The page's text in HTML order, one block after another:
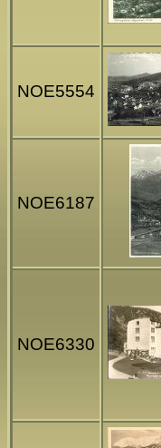
NOE5554
NOE6187
NOE6330